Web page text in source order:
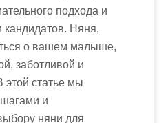
подхода и
кандидатов. Няня,
о вашем малыше,
заботливой и
этой статье мы
и
няни для